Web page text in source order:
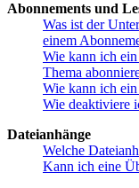
Abonnements und
Was ist der
einem
Wie kann ich
Thema
Wie kann ich
Wie deaktiviere
Dateianhänge
Welche
Kann ich eine